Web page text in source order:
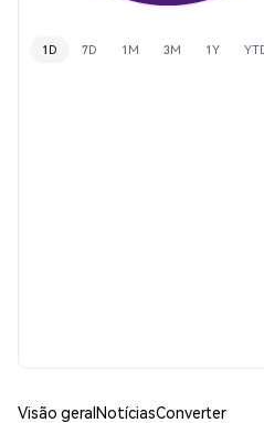
1D 7D 1M 3M 1Y
Visão geralNotíciasConverter